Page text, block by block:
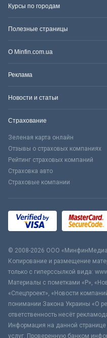
Курсы по городам
Полезные страницы
О Minfin.com.ua
Реклама
Новости и статьи
Страхование
Зеленая карта онлайн
Отзывы о страховых компаниях
Рейтинг страховых компаний
Страховка авто
Страховые компании
© 2008-2026 ООО
Копирование и размещение
только с гиперссылкой вида:
Материалы с пометками «Р»,
«Спецпроект», «Новости
понимании Закона Украины «О
ответственность несёт
Информация на данной
услуг. Проверенную банком